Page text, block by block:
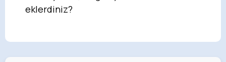
eklerdiniz?